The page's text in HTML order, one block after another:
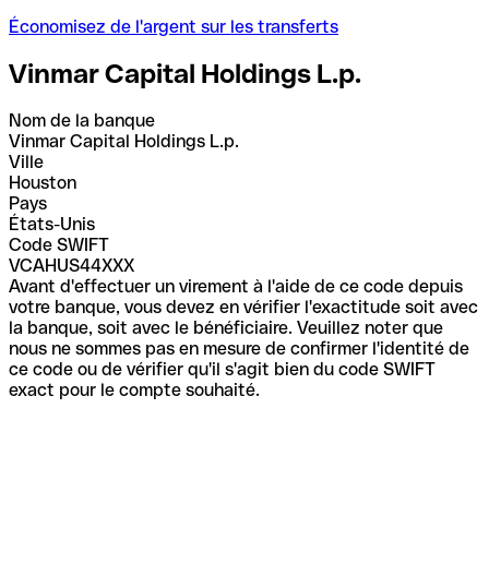
Économisez de l'argent sur les transferts
Vinmar Capital Holdings L.p.
Nom de la banque
Vinmar Capital Holdings L.p.
Ville
Houston
Pays
États-Unis
Code SWIFT
VCAHUS44XXX
Avant d'effectuer un virement à l'aide de ce code depuis
votre banque, vous devez en vérifier l'exactitude soit avec
la banque, soit avec le bénéficiaire. Veuillez noter que
nous ne sommes pas en mesure de confirmer l'identité de
ce code ou de vérifier qu'il s'agit bien du code SWIFT
exact pour le compte souhaité.